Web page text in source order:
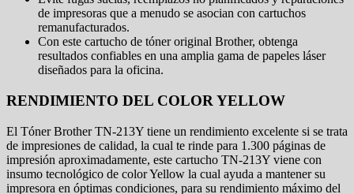
de impresoras que a menudo se asocian con cartuchos
remanufacturados.
Con este cartucho de tóner original Brother, obtenga
resultados confiables en una amplia gama de papeles láser
diseñados para la oficina.
RENDIMIENTO DEL COLOR YELLOW
El Tóner Brother TN-213Y tiene un rendimiento excelente si se trata
de impresiones de calidad, la cual te rinde para 1.300 páginas de
impresión aproximadamente, este cartucho TN-213Y viene con
insumo tecnológico de color Yellow la cual ayuda a mantener su
impresora en óptimas condiciones, para su rendimiento máximo del